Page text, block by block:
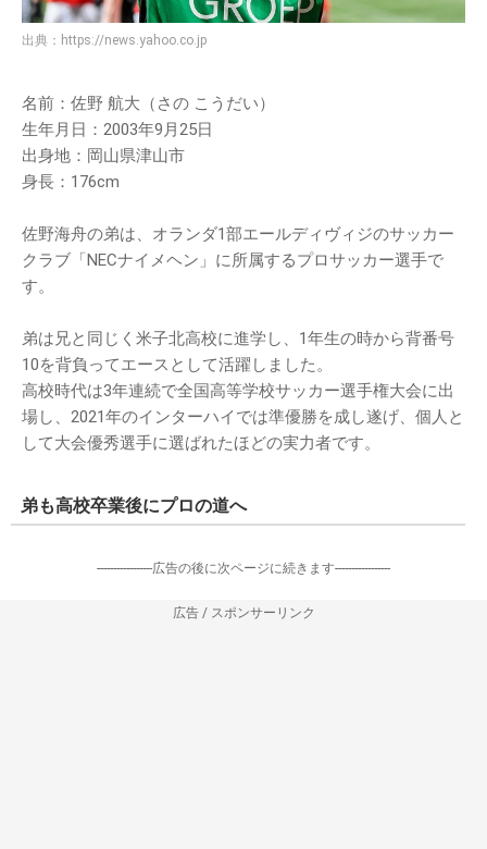
出典： https://news.yahoo.co.jp
名前：佐野 航大（さの こうだい）
生年月日：2003年9月25日
出身地：岡山県津山市
身長：176cm
佐野海舟の弟は、オランダ1部エールディヴィジのサッカー
クラブ「NECナイメヘン」に所属するプロサッカー選手で
す。
弟は兄と同じく米子北高校に進学し、1年生の時から背番号
10を背負ってエースとして活躍しました。
高校時代は3年連続で全国高等学校サッカー選手権大会に出
場し、2021年のインターハイでは準優勝を成し遂げ、個人と
して大会優秀選手に選ばれたほどの実力者です。
弟も高校卒業後にプロの道へ
-----------------広告の後に次ページに続きます-----------------
広告 / スポンサーリンク